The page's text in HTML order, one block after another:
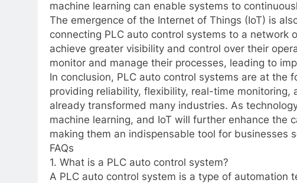
machine learning can enable systems to
The emergence of the Internet of Things (IoT) is
connecting PLC auto control systems to a network
achieve greater visibility and control over their
monitor and manage their processes, leading to
In conclusion, PLC auto control systems are at the
providing reliability, flexibility, real-time
already transformed many industries. As
machine learning, and IoT will further enhance the
making them an indispensable tool for businesses
FAQs
1. What is a PLC auto control system?
A PLC auto control system is a type of automation